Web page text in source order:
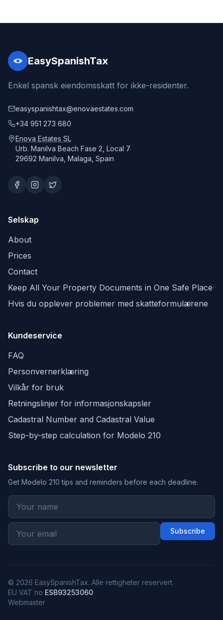
EasySpanishTax
Enkel spansk eiendomsskatt for ikke-residenter.
easyspanishtax@enovaestates.com
+34 951 273 680
Enova Estates SL
Urb. Manilva Beach Fase 2, Local 7
29692 Manilva, Malaga, Spain
Selskap
About
Prices
Contact
Keep All Your Property Documents in One Safe Place
Hvis du opplever problemer med skatteformulærene
Kundeservice
FAQ
Personvernerklæring
Vilkår for bruk
Retningslinjer for informasjonskapsler
Cadastral Number and Cadastral Value
Step-by-step calculation for Modelo 210
Subscribe to our newsletter
Get Modelo 210 tips and reminders before each deadline.
Subscribe
© 2026 EasySpanishTax. Alle rettigheter reservert.
EU VAT no ESB93253060
Webmaster